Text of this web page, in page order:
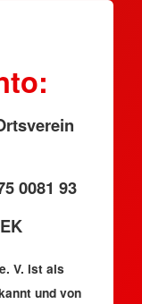
0081 93
V. ist als
und von